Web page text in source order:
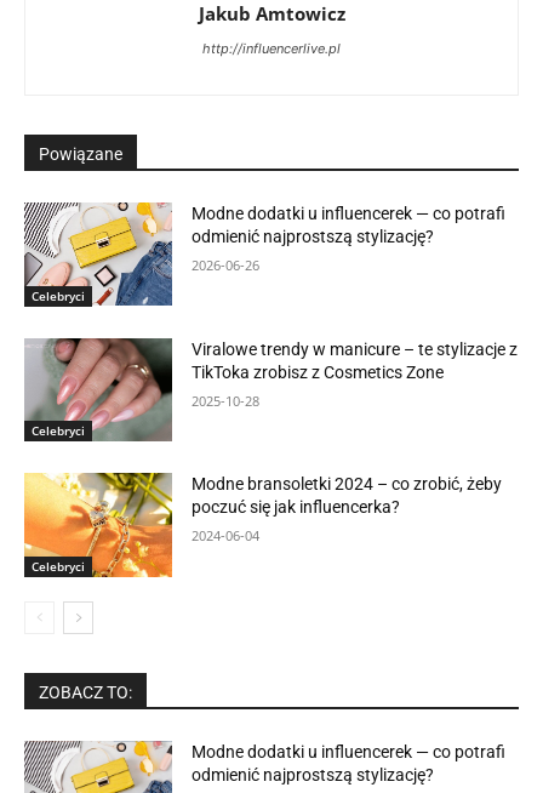
Jakub Amtowicz
http://influencerlive.pl
Powiązane
Celebryci
Modne dodatki u influencerek — co potrafi
odmienić najprostszą stylizację?
2026-06-26
Celebryci
Viralowe trendy w manicure – te stylizacje z
TikToka zrobisz z Cosmetics Zone
2025-10-28
Celebryci
Modne bransoletki 2024 – co zrobić, żeby
poczuć się jak influencerka?
2024-06-04
ZOBACZ TO:
Modne dodatki u influencerek — co potrafi
odmienić najprostszą stylizację?